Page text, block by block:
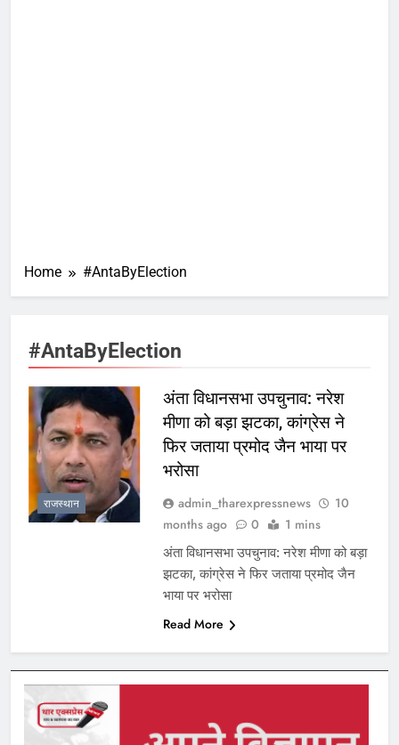
Home #AntaByElection
#AntaByElection
राजस्थान
अंता विधानसभा उपचुनाव: नरेश
मीणा को बड़ा झटका, कांग्रेस ने
फिर जताया प्रमोद जैन भाया पर
भरोसा
admin_tharexpressnews
10
months ago
0 1 mins
अंता विधानसभा उपचुनाव: नरेश मीणा को बड़ा
झटका, कांग्रेस ने फिर जताया प्रमोद जैन
भाया पर भरोसा
Read More